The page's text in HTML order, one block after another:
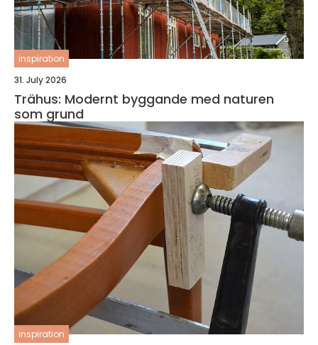
inspiration
31. July 2026
Trähus: Modernt byggande med naturen
som grund
inspiration